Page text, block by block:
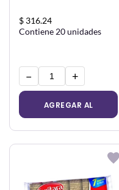
$ 316.24
Contiene 20 unidades
− +
AGREGAR AL
CARRITO